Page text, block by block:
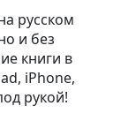
русском
и без
книги в
iPhone,
рукой!